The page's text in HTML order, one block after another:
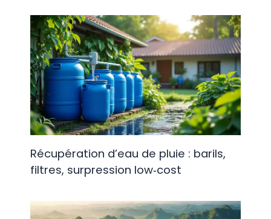
Récupération d’eau de pluie : barils,
filtres, surpression low‑cost